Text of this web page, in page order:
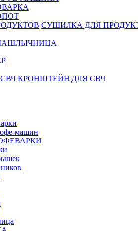
СУШИЛКА ДЛЯ
КРОНШТЕЙН ДЛЯ СВЧ
машин